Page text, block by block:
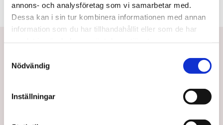
annons- och analysföretag som vi samarbetar med.
Dessa kan i sin tur kombinera informationen med annan
information som du har tillhandahållit eller som de har
Nödvändig
Inställningar
Betala eller delbetala med Svea